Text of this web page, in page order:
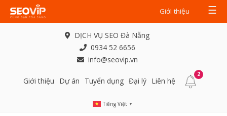
Giới thiệu ☰
DỊCH VỤ SEO Đà Nẵng
0934 52 6656
info@seovip.vn
Giới thiệu Dự án Tuyển dụng Đại lý Liên hệ
2
Tiếng Việt ▼